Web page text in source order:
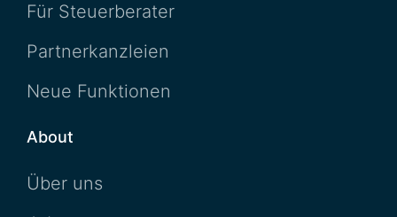
Für Steuerberater
Partnerkanzleien
Neue Funktionen
About
Über uns